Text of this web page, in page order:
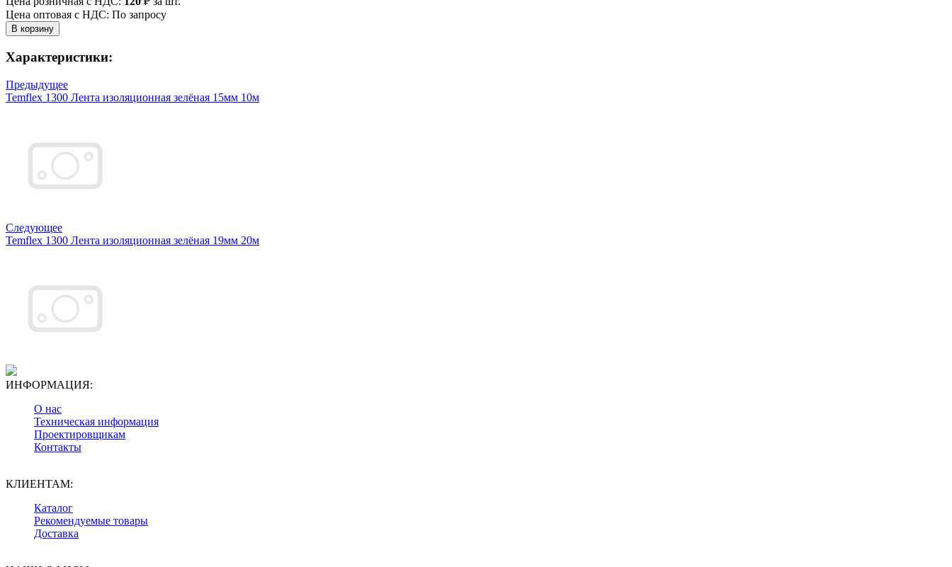
Цена оптовая с НДС: По запросу
Характеристики:
Предыдущее
Temflex 1300 Лента изоляционная зелёная 15мм 10м
Следующее
Temflex 1300 Лента изоляционная зелёная 19мм 20м
ИНФОРМАЦИЯ:
О нас
Техническая информация
Проектировщикам
Контакты
КЛИЕНТАМ:
Каталог
Рекомендуемые товары
Доставка